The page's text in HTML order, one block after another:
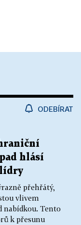
ODEBÍRAT
hlásí
lídry
přehřátý,
vlivem
nabídkou. Tento
k přesunu